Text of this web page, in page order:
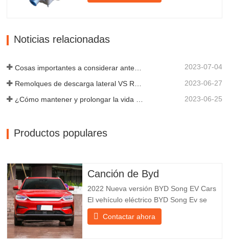
tipos de remolques, integrando
producción, investigación y desarrollo
Noticias relacionadas
2023-07-04
2023-06-27
¿Cómo mantener y prolongar la vida útil de los remolques de descarga final? 2023-06-25
Productos populares
Canción de Byd
2022 Nueva versión BYD Song EV Cars
El vehículo eléctrico BYD Song Ev se
centra en la experiencia del cliente y el
desarrollo de productos para satisfacer la
Contactar ahora